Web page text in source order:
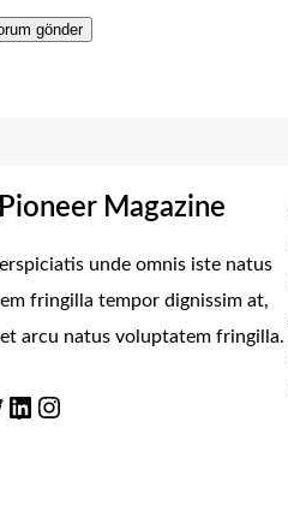
Magazine
unde omnis iste natus
fringilla tempor dignissim at,
arcu natus voluptatem fringilla.
T
L